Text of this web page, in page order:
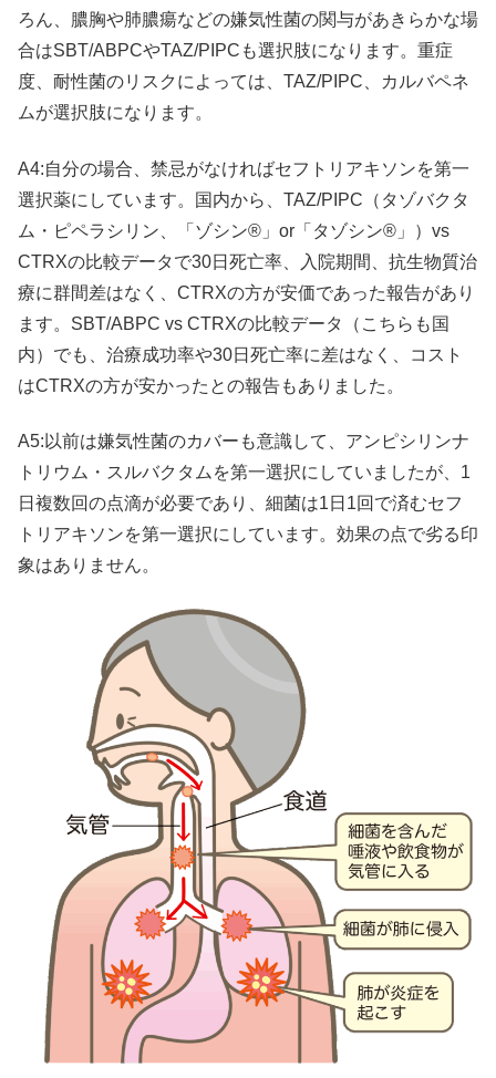
ろん、膿胸や肺膿瘍などの嫌気性菌の関与があきらかな場
合はSBT/ABPCやTAZ/PIPCも選択肢になります。重症
度、耐性菌のリスクによっては、TAZ/PIPC、カルバペネ
ムが選択肢になります。
A4:自分の場合、禁忌がなければセフトリアキソンを第一
選択薬にしています。国内から、TAZ/PIPC（タゾバクタ
ム・ピペラシリン、「ゾシン®」or「タゾシン®」）vs
CTRXの比較データで30日死亡率、入院期間、抗生物質治
療に群間差はなく、CTRXの方が安価であった報告があり
ます。SBT/ABPC vs CTRXの比較データ（こちらも国
内）でも、治療成功率や30日死亡率に差はなく、コスト
はCTRXの方が安かったとの報告もありました。
A5:以前は嫌気性菌のカバーも意識して、アンピシリンナ
トリウム・スルバクタムを第一選択にしていましたが、1
日複数回の点滴が必要であり、細菌は1日1回で済むセフ
トリアキソンを第一選択にしています。効果の点で劣る印
象はありません。